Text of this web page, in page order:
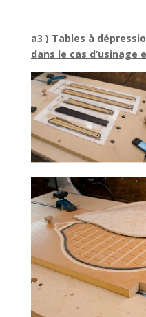
a3 ) Tables à
dans le cas d’usinage